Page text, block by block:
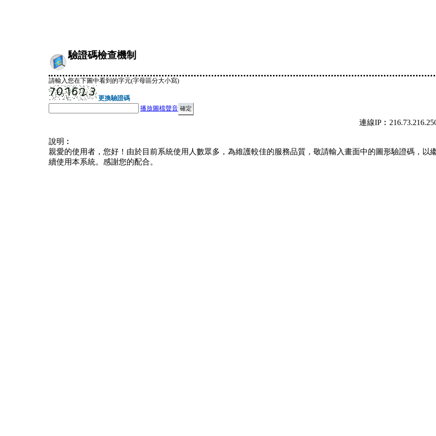
驗證碼檢查機制
請輸入您在下圖中看到的字元(字母區分大小寫)
更換驗證碼
播放圖檔聲音
連線
說明︰
親愛的使用者，您好！由於目前系統使用人數眾多，為維護較佳的服務品質，敬請輸入畫面中的圖形驗證碼，以
續使用本系統。感謝您的配合。